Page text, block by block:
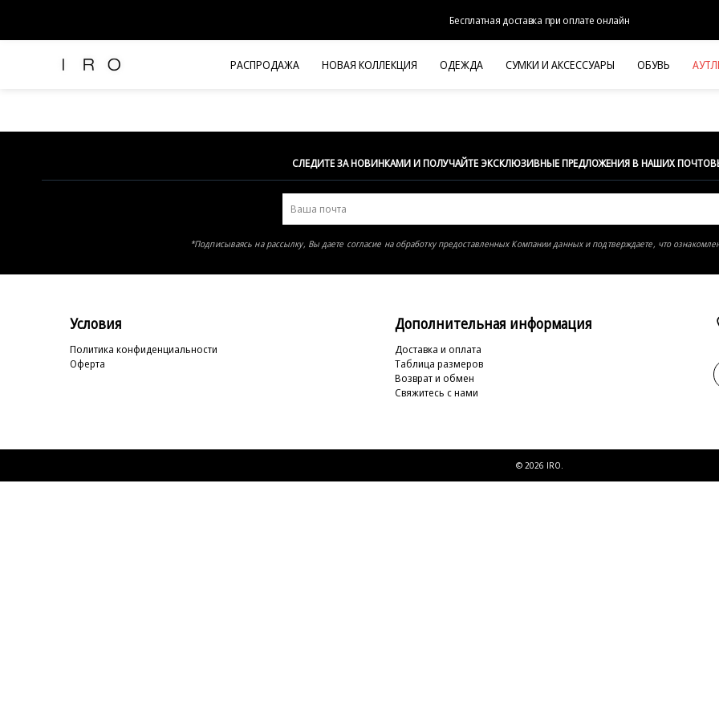
Бесплатная доставка при оплате онлайн
РАСПРОДАЖА НОВАЯ КОЛЛЕКЦИЯ ОДЕЖДА
Юбки и шорты
Футболки
Верхняя одежда
Трикотаж
Вся одежда
КОЖА
ДЕНИМ
ДЛЯ НЕГО
HALINE
СУМКИ И АКСЕССУАРЫ ОБУВЬ
Элемент не найден
СЛЕДИТЕ ЗА НОВИНКАМИ И ПОЛУЧАЙТЕ ЭКСКЛЮЗИВНЫЕ ПРЕДЛОЖЕНИЯ В НАШИХ
*Подписываясь на рассылку, Вы даете согласие на обработку предоставленных Компании данных и подтверждаете, что
Условия
Политика конфиденциальности
Оферта
Дополнительная информация
Доставка и оплата
Таблица размеров
Возврат и обмен
Свяжитесь с нами
© 2026 IRO.